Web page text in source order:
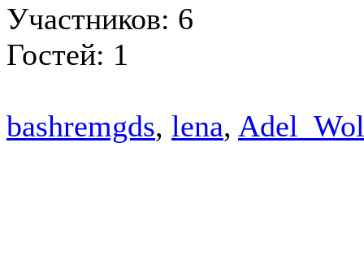
Участников: 6
Гостей: 1
bashremgds, lena,